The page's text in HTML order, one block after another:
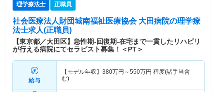
理学療法士 正職員
社会医療法人財団城南福祉医療協会 大田病院の理学療
法士求人(正職員)
【東京都／大田区】急性期-回復期-在宅まで一貫したリハビリ
が行える病院にてセラピスト募集！＜PT＞
給与
【モデル年収】 380万円～550万円 程度(諸手当含
む)